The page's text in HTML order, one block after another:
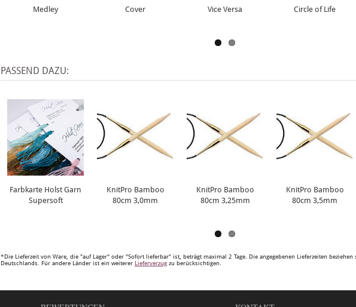
Medley Cover Vice Versa Circle of Life
PASSEND DAZU:
Farbkarte Holst Garn
Supersoft
KnitPro Bamboo
80cm 3,0mm
KnitPro Bamboo
80cm 3,25mm
KnitPro Bamboo
80cm 3,5mm
*Die Lieferzeit von Ware, die "auf Lager" oder "Sofort lieferbar" ist, beträgt maximal 2 Tage. Die angegebenen Lieferzeiten
Deutschlands. Für andere Länder ist ein weiterer Lieferverzug zu berücksichtigen.